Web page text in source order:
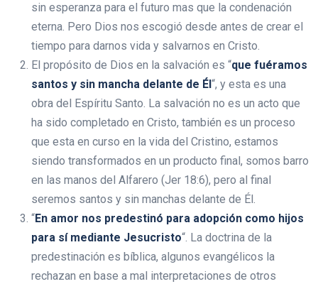
sin esperanza para el futuro mas que la condenación
eterna. Pero Dios nos escogió desde antes de crear el
tiempo para darnos vida y salvarnos en Cristo.
El propósito de Dios en la salvación es “que fuéramos
santos y sin mancha delante de Él “, y esta es una
obra del Espíritu Santo. La salvación no es un acto que
ha sido completado en Cristo, también es un proceso
que esta en curso en la vida del Cristino, estamos
siendo transformados en un producto final, somos barro
en las manos del Alfarero (Jer 18:6), pero al final
seremos santos y sin manchas delante de Él.
“En amor nos predestinó para adopción como hijos
para sí mediante Jesucristo“. La doctrina de la
predestinación es bíblica, algunos evangélicos la
rechazan en base a mal interpretaciones de otros